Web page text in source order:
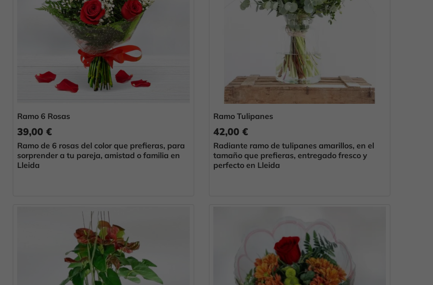
Ramo 6 Rosas
39,00 €
Ramo de 6 rosas del color que prefieras, para
sorprender a tu pareja, amistad o familia en
Lleida
Ramo Tulipanes
42,00 €
Radiante ramo de tulipanes amarillos, en el
tamaño que prefieras, entregado fresco y
perfecto en Lleida